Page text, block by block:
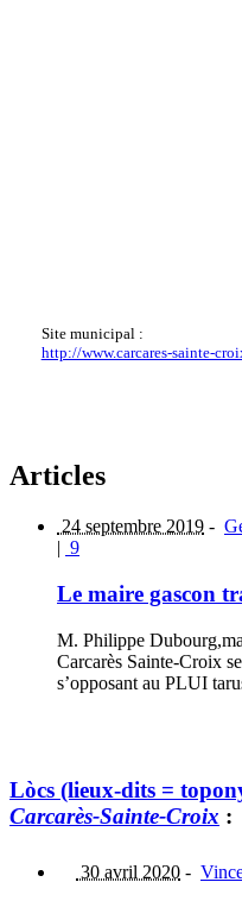
Site municipal :
http://www.carcares-sainte-
Articles
24 septembre 2019 -
| 9
Le maire gascon
M. Philippe
Carcarès Sainte-Croix
s’opposant au PLUI
Lòcs (lieux-dits =
Carcarès-Sainte-Croix :
30 avril 2020 -